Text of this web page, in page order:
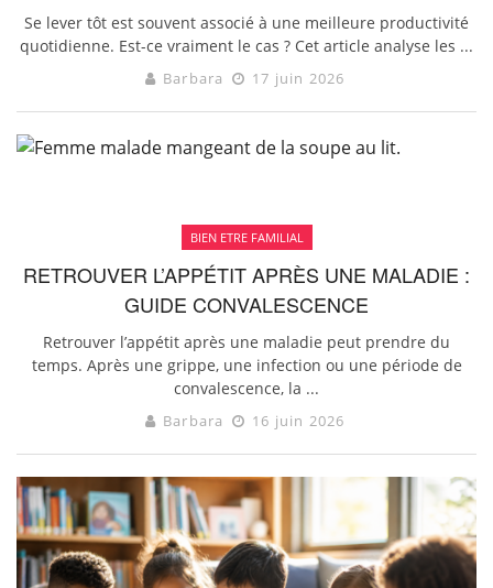
Se lever tôt est souvent associé à une meilleure productivité
quotidienne. Est-ce vraiment le cas ? Cet article analyse les ...
Barbara 17 juin 2026
BIEN ETRE FAMILIAL
RETROUVER L’APPÉTIT APRÈS UNE MALADIE :
GUIDE CONVALESCENCE
Retrouver l’appétit après une maladie peut prendre du
temps. Après une grippe, une infection ou une période de
convalescence, la ...
Barbara 16 juin 2026